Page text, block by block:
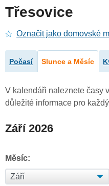
Třesovice
Označit jako domovské
Počasí Slunce a Měsíc
V kalendáři naleznete časy
důležité informace pro
Září 2026
Měsíc: